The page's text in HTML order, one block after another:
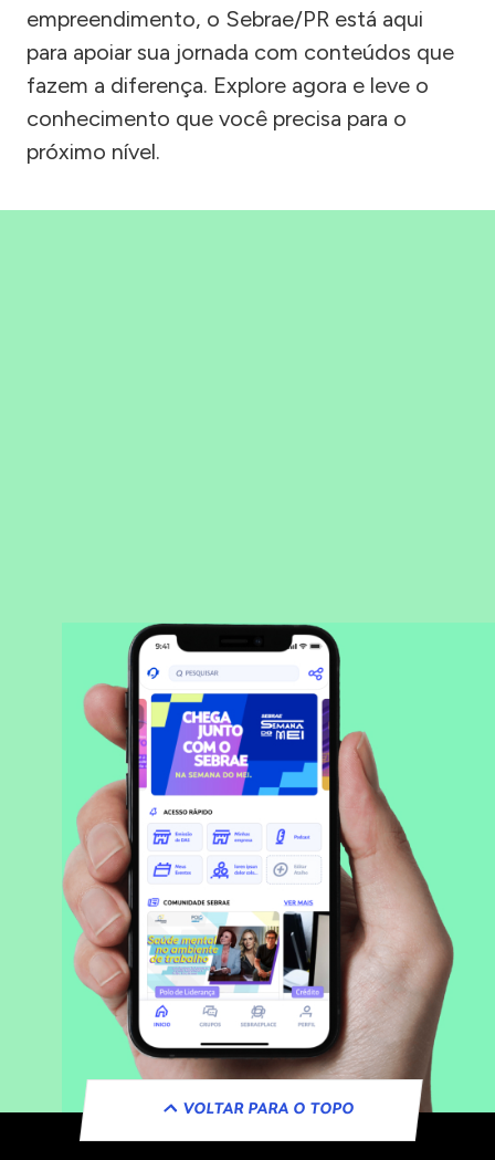
empreendimento, o Sebrae/PR está aqui
para apoiar sua jornada com conteúdos que
fazem a diferença. Explore agora e leve o
conhecimento que você precisa para o
próximo nível.
VOLTAR PARA O TOPO